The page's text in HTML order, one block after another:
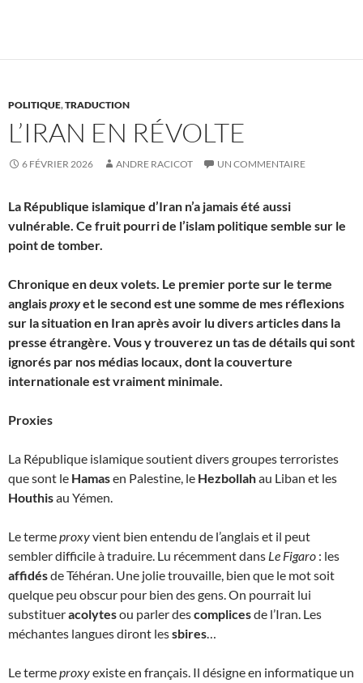
POLITIQUE,TRADUCTION
L’IRAN EN RÉVOLTE
6 FÉVRIER 2026 ANDRE RACICOT UN COMMENTAIRE
La République islamique d’Iran n’a jamais été aussi
vulnérable. Ce fruit pourri de l’islam politique semble sur le
point de tomber.
Chronique en deux volets. Le premier porte sur le terme
anglaisproxyet le second est une somme de mes réflexions
sur la situation en Iran après avoir lu divers articles dans la
presse étrangère. Vous y trouverez un tas de détails qui sont
ignorés par nos médias locaux, dont la couverture
internationale est vraiment minimale.
Proxies
La République islamique soutient divers groupes terroristes
que sont le Hamasen Palestine, le Hezbollahau Liban et les
Houthisau Yémen.
Le termeproxyvient bien entendu de l’anglais et il peut
sembler difficile à traduire. Lu récemment dans Le Figaro : les
affidésde Téhéran. Une jolie trouvaille, bien que le mot soit
quelque peu obscur pour bien des gens. On pourrait lui
substitueracolytesou parler descomplicesde l’Iran. Les
méchantes langues diront lessbires…
Le termeproxyexiste en français. Il désigne en informatique un